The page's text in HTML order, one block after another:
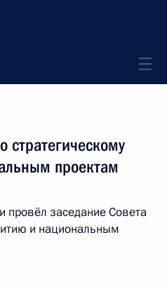
стратегическому
проектам
провёл заседание Совета
и национальным